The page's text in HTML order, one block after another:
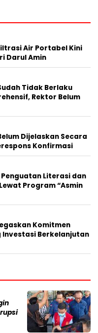
Air Portabel Kini
Darul Amin
Tidak Berlaku
Rektor Belum
Dijelaskan Secara
Konfirmasi
Literasi dan
Program “Asmin
Komitmen
Investasi Berkelanjutan